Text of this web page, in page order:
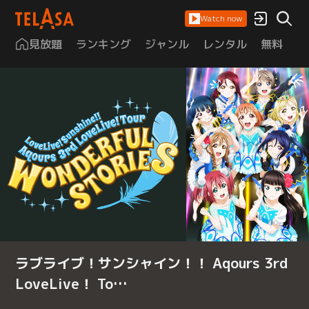
Watch now
見放題 ランキング ジャンル レンタル 無料
ラブライブ！サンシャイン！！ Aqours 3rd
LoveLive！ To…